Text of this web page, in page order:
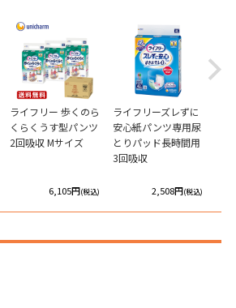
ライフリー 歩くのら
くらくうす型パンツ
2回吸収 Mサイズ
6,105円(税込)
ライフリーズレずに
安心紙パンツ専用尿
とりパッド長時間用
3回吸収
2,508円(税込)
Next